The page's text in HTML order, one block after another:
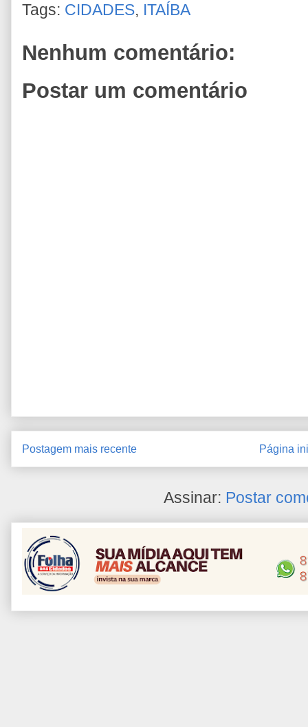
Tags: CIDADES, ITAÍBA
Nenhum comentário:
Postar um comentário
Postagem mais recente Página
Assinar: Postar